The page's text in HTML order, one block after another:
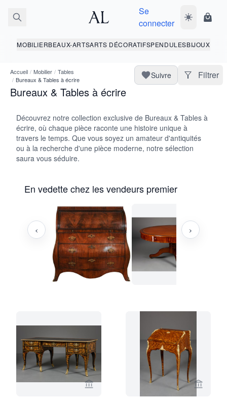
Se
connecter
Basculer le
MOBILIERBEAUX-ARTSARTS DÉCORATIFSPENDULESBIJOUX
Accueil / Mobilier / Tables
/ Bureaux & Tables à écrire
Bureaux & Tables à écrire
Suivre Filtrer
Découvrez notre collection exclusive de Bureaux & Tables à
écrire, où chaque pièce raconte une histoire unique à
travers le temps. Que vous soyez un amateur d'antiquités
ou à la recherche d'une pièce moderne, notre sélection
saura vous séduire.
En vedette chez les vendeurs premier
‹ ›
Voir la page vendeur de Kollenburg
Voir la